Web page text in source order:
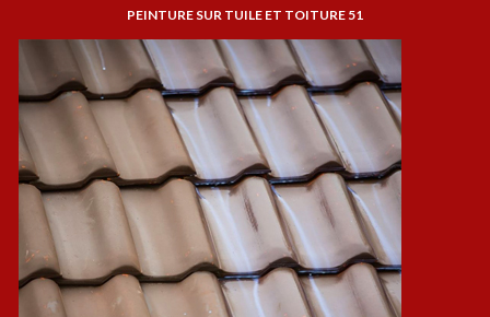
PEINTURE SUR TUILE ET TOITURE 51